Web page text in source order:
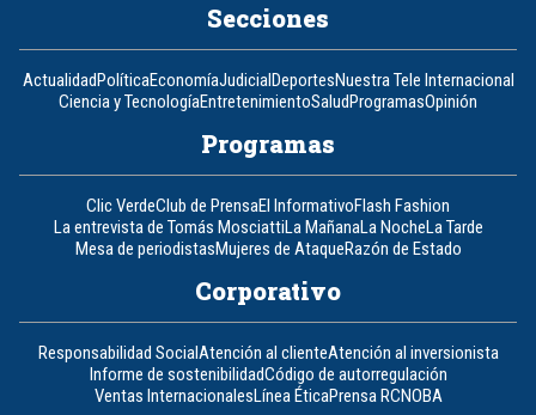
Secciones
ActualidadPolíticaEconomíaJudicialDeportesNuestra Tele Internacional
Ciencia y TecnologíaEntretenimientoSaludProgramasOpinión
Programas
Clic VerdeClub de PrensaEl InformativoFlash Fashion
La entrevista de Tomás MosciattiLa MañanaLa NocheLa Tarde
Mesa de periodistasMujeres de AtaqueRazón de Estado
Corporativo
Responsabilidad SocialAtención al clienteAtención al inversionista
Informe de sostenibilidadCódigo de autorregulación
Ventas InternacionalesLínea ÉticaPrensa RCNOBA